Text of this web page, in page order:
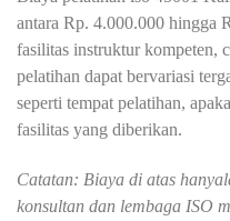
antara Rp. 4.000.000 hingga
fasilitas instruktur kompeten,
pelatihan dapat bervariasi
seperti tempat pelatihan,
fasilitas yang diberikan.
Catatan: Biaya di atas
konsultan dan lembaga ISO